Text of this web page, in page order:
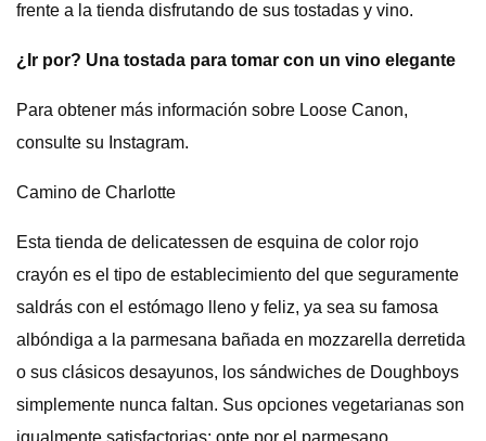
frente a la tienda disfrutando de sus tostadas y vino.
¿Ir por? Una tostada para tomar con un vino elegante
Para obtener más información sobre Loose Canon,
consulte su Instagram.
Camino de Charlotte
Esta tienda de delicatessen de esquina de color rojo
crayón es el tipo de establecimiento del que seguramente
saldrás con el estómago lleno y feliz, ya sea su famosa
albóndiga a la parmesana bañada en mozzarella derretida
o sus clásicos desayunos, los sándwiches de Doughboys
simplemente nunca faltan. Sus opciones vegetarianas son
igualmente satisfactorias: opte por el parmesano